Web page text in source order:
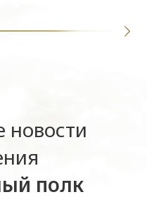
новости
полк